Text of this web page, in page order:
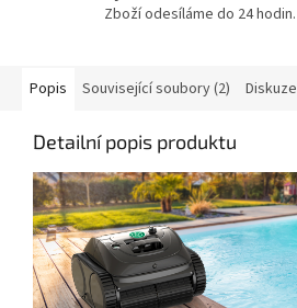
Zboží odesíláme do 24 hodin.
Popis Související soubory (2) Diskuze
Detailní popis produktu